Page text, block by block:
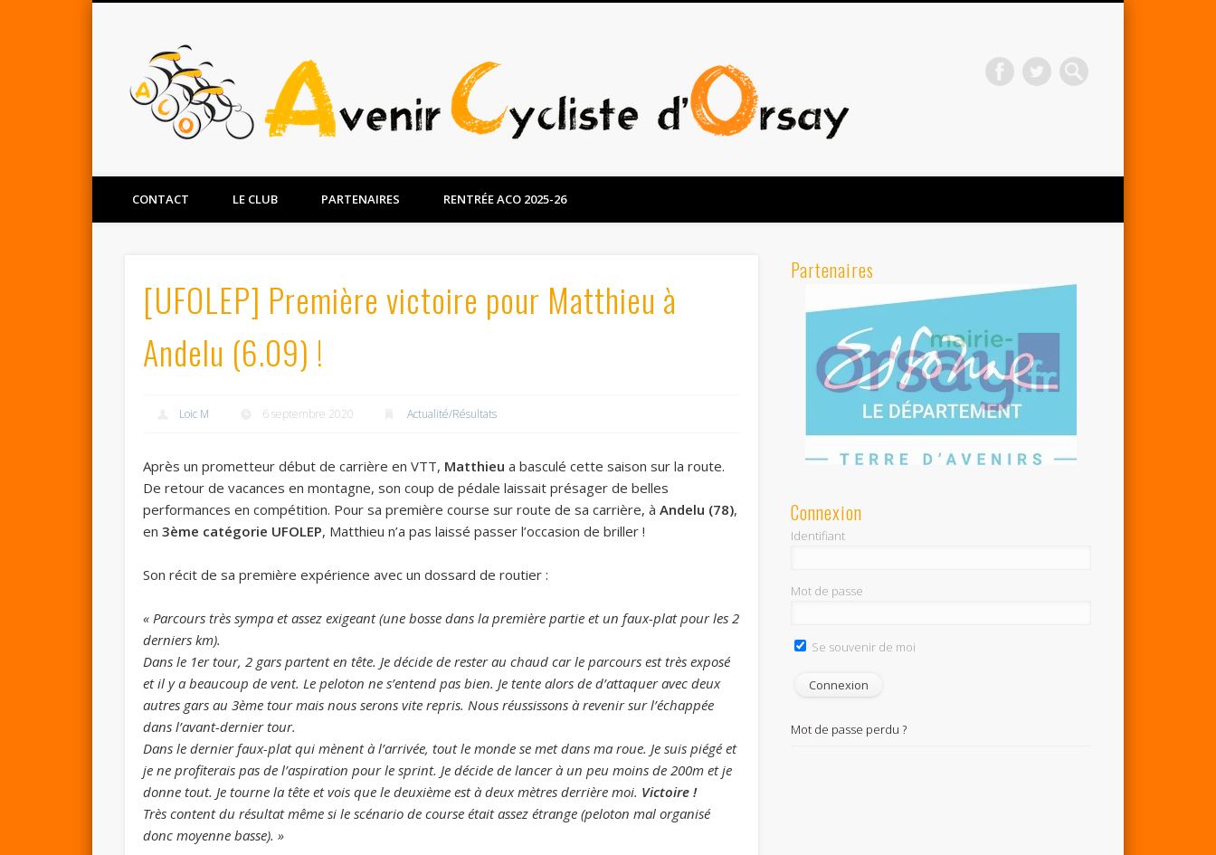
Avenir Cycliste d'Orsay
Twitter
CONTACT LE CLUB PARTENAIRES RENTRÉE ACO 2025-26
[UFOLEP] Première victoire pour Matthieu à
Andelu (6.09) !
Loic M 6 septembre 2020 Actualité/Résultats
Après un prometteur début de carrière en VTT, Matthieu a basculé cette saison sur la route.
De retour de vacances en montagne, son coup de pédale laissait présager de belles
performances en compétition. Pour sa première course sur route de sa carrière, àAndelu (78),
en3ème catégorie UFOLEP, Matthieu n’a pas laissé passer l’occasion de briller !
Son récit de sa première expérience avec un dossard de routier :
« Parcours très sympa et assez exigeant (une bosse dans la première partie et un faux-plat pour les 2
derniers km).
Dans le 1er tour, 2 gars partent en tête. Je décide de rester au chaud car le parcours est très exposé
et il y a beaucoup de vent. Le peloton ne s’entend pas bien. Je tente alors de d’attaquer avec deux
autres gars au 3ème tour mais nous serons vite repris. Nous réussissons à revenir sur l’échappée
dans l’avant-dernier tour.
Dans le dernier faux-plat qui mènent à l’arrivée, tout le monde se met dans ma roue. Je suis piégé et
je ne profiterais pas de l’aspiration pour le sprint. Je décide de lancer à un peu moins de 200m et je
donne tout. Je tourne la tête et vois que le deuxième est à deux mètres derrière moi. Victoire !
Très content du résultat même si le scénario de course était assez étrange (peloton mal organisé
donc moyenne basse). »
Partenaires
Connexion
Identifiant
Mot de passe
Se souvenir de moi
Mot de passe perdu ?